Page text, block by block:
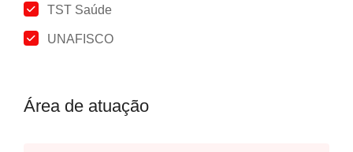
TST Saúde
UNAFISCO
Área de atuação